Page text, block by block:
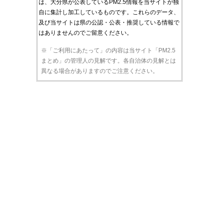
は、大分県が公表しているPM2.5情報を当サイトが独
自に集計し加工しているものです。これらのデータ、
及び当サイトは県の公認・公表・推奨している情報で
はありませんのでご留意ください。
※「ご利用にあたって」の内容は当サイト「PM2.5
まとめ」の管理人の見解です。各自治体の見解とは
異なる場合がありますのでご注意ください。